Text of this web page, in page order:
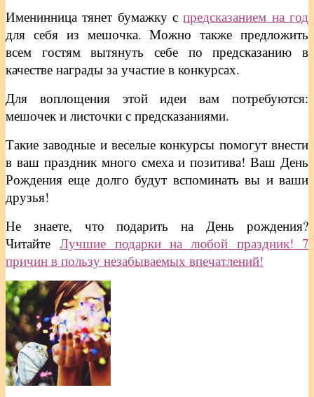
Именинница тянет бумажку спредсказанием на год
для себя из мешочка. Можно также предложить
всем гостям вытянуть себе по предсказанию в
качестве награды за участие в конкурсах.
Для воплощения этой идеи вам потребуются:
мешочек и листочки с предсказаниями.
Такие заводные и веселые конкурсы помогут внести
в ваш праздник много смеха и позитива! Ваш День
Рождения еще долго будут вспоминать вы и ваши
друзья!
Не знаете, что подарить на День рождения?
ЧитайтеЛучшие подарки на любой праздник! 7
причин в пользу незабываемых впечатлений!